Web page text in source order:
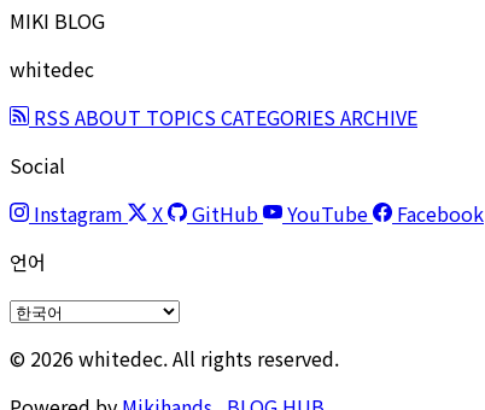
MIKI BLOG
whitedec
RSSABOUT TOPICSCATEGORIESARCHIVE
Social
Instagram
X GitHub YouTube
Facebook
언어
© 2026 whitedec. All rights reserved.